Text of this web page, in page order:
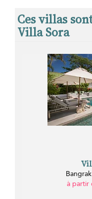
Ces villas
Villa Sora
à partir